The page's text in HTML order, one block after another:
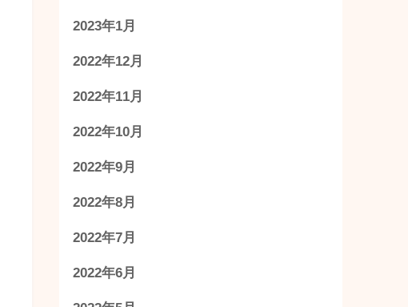
2023年1月
2022年12月
2022年11月
2022年10月
2022年9月
2022年8月
2022年7月
2022年6月